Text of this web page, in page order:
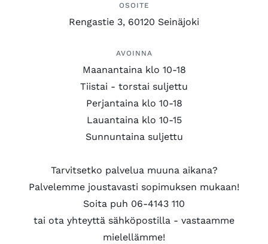
OSOITE
Rengastie 3, 60120 Seinäjoki
AVOINNA
Maanantaina klo 10-18
Tiistai - torstai suljettu
Perjantaina klo 10-18
Lauantaina klo 10-15
Sunnuntaina suljettu
Tarvitsetko palvelua muuna aikana?
Palvelemme joustavasti sopimuksen mukaan!
Soita puh 06-4143 110
tai ota yhteyttä sähköpostilla - vastaamme
mielellämme!